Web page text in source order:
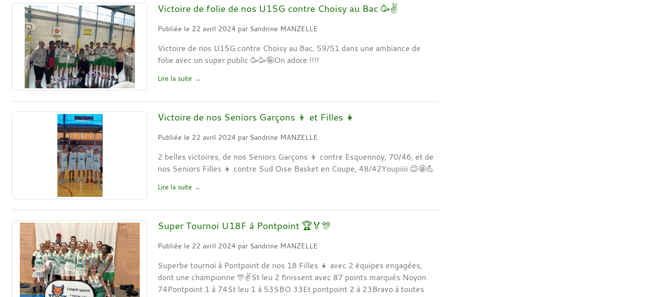
Victoire de folie de nos U15G contre Choisy au Bac 🥳✌️
Publiée le 22 avril 2024 par Sandrine MANZELLE
Victoire de nos U15G contre Choisy au Bac, 59/51 dans une ambiance de
folie avec un super public 🥳🥳🤪On adore !!!!
Lire la suite
Victoire de nos Seniors Garçons 👦 et Filles 👧
Publiée le 22 avril 2024 par Sandrine MANZELLE
2 belles victoires, de nos Seniors Garçons 👦 contre Esquennoy, 70/46, et de
nos Seniors Filles 👧 contre Sud Oise Basket en Coupe, 48/42Youpiiii 😉🤩💪
Lire la suite
Super Tournoi U18F à Pontpoint 🏆🏅🎊
Publiée le 22 avril 2024 par Sandrine MANZELLE
Superbe tournoi à Pontpoint de nos 18 Filles 👧 avec 2 équipes engagées,
dont une championne 🎊✌️St leu 2 finissent avec 87 points marqués Noyon
74Pontpoint 1 à 74St leu 1 à 53SBO 33Et pontpoint 2 à 23Bravo à toutes